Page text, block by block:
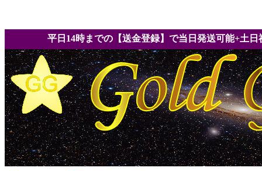
平日14時までの【送金登録】で当日発送可能+土日